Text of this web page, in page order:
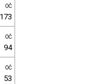
OČ
173
OČ
94
OČ
53